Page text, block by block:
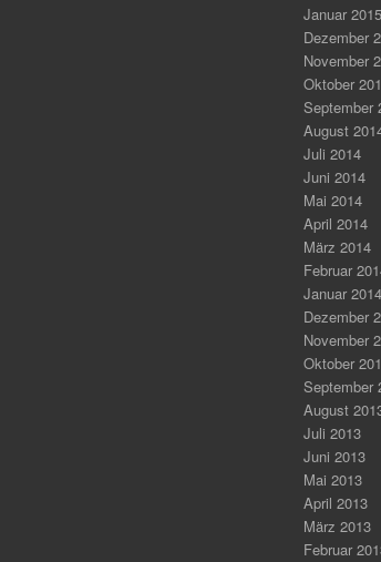
Januar 2015
Dezember
November
Oktober
September
August
Juli 2014
Juni 2014
Mai 2014
April 2014
März 2014
Februar
Januar 2014
Dezember
November
Oktober
September
August
Juli 2013
Juni 2013
Mai 2013
April 2013
März 2013
Februar